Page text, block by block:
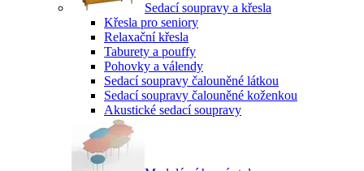
Sedací soupravy a křesla
Křesla pro seniory
Relaxační křesla
Taburety a pouffy
Pohovky a válendy
Sedací soupravy čalouněné látkou
Sedací soupravy čalouněné koženkou
Akustické sedací soupravy